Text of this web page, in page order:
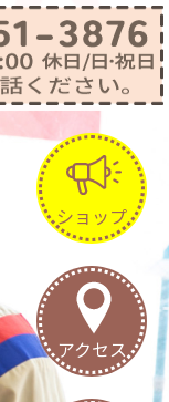
アクセス
ショップ